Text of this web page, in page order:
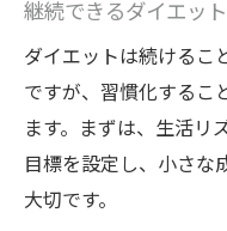
日常で実感で
食事管理を通じ
ダイエット
日立市での
継続できるダイエッ
ダイエットは続けるこ
ですが、習慣化するこ
ます。まずは、生活リ
目標を設定し、小さな
大切です。